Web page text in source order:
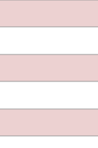
que The Silos
han
de